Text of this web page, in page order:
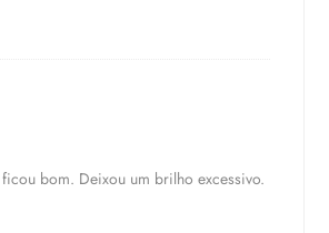
bom. Deixou um brilho excessivo.